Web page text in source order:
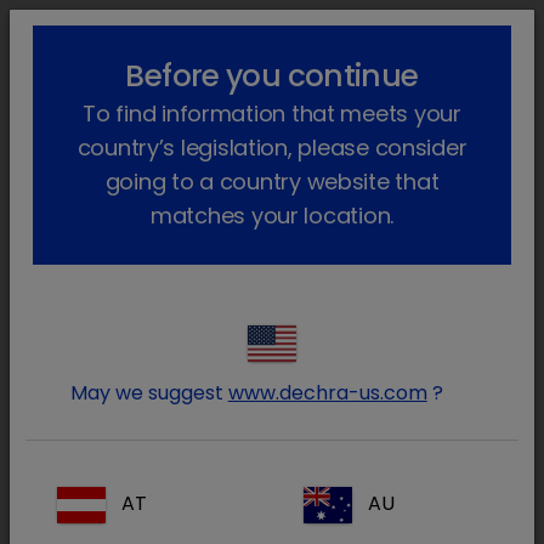
lock_outline search menu
Áreas terapêuticas
Sistema Respiratório
Sistema Respiratório
(1 Produto)
Before you continue
To find information that meets your
country’s legislation, please consider
going to a country website that
matches your location.
May we suggest www.dechra-us.com ?
AT AU